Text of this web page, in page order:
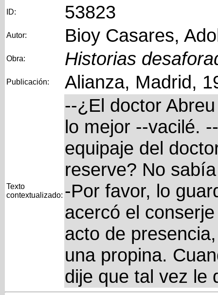
ID: 53823
Autor: Bioy Casares,
Obra: Historias
Publicación: Alianza, Madrid,
Texto
contextualizado:
--¿El doctor
lo mejor --vacilé.
equipaje del
reserve? No
-Por favor, lo
acercó el
acto de
una propina.
dije que tal vez le